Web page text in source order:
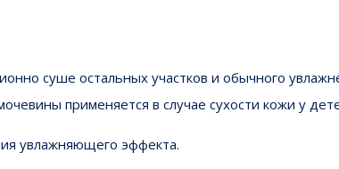
суше остальных участков и обычного
применяется в случае сухости кожи у
увлажняющего эффекта.